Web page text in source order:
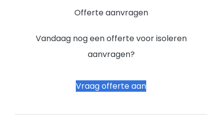
Offerte aanvragen
Vandaag nog een offerte voor isoleren
aanvragen?
Vraag offerte aan